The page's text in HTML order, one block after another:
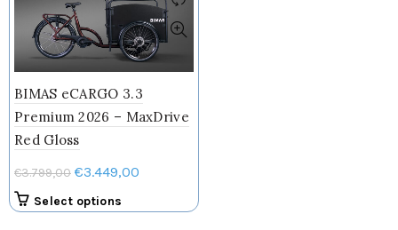
BIMAS eCARGO 3.3
Premium 2026 – MaxDrive
Red Gloss
€3.799,00 Oorspronkelijke
prijs
was:
€3.449,00
is:
Select options